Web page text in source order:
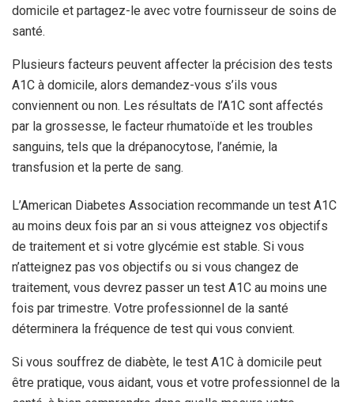
domicile et partagez-le avec votre fournisseur de soins de
santé.
Plusieurs facteurs peuvent affecter la précision des tests
A1C à domicile, alors demandez-vous s’ils vous
conviennent ou non. Les résultats de l’A1C sont affectés
par la grossesse, le facteur rhumatoïde et les troubles
sanguins, tels que la drépanocytose, l’anémie, la
transfusion et la perte de sang.
L’American Diabetes Association recommande un test A1C
au moins deux fois par an si vous atteignez vos objectifs
de traitement et si votre glycémie est stable. Si vous
n’atteignez pas vos objectifs ou si vous changez de
traitement, vous devrez passer un test A1C au moins une
fois par trimestre. Votre professionnel de la santé
déterminera la fréquence de test qui vous convient.
Si vous souffrez de diabète, le test A1C à domicile peut
être pratique, vous aidant, vous et votre professionnel de la